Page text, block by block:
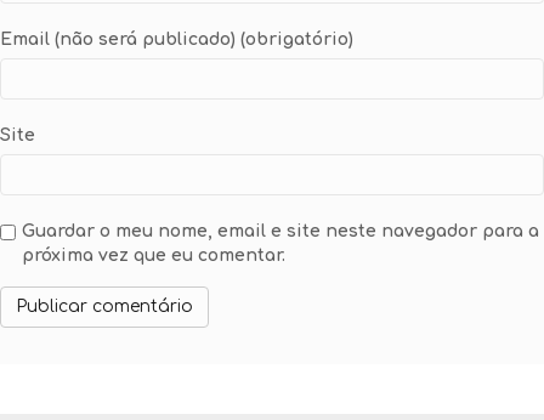
Email (não será publicado) (obrigatório)
Site
Guardar o meu nome, email e site neste navegador para a
próxima vez que eu comentar.